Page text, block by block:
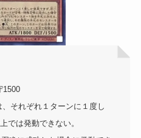
1500
それぞれ１ターンに１度し
では発動できない。